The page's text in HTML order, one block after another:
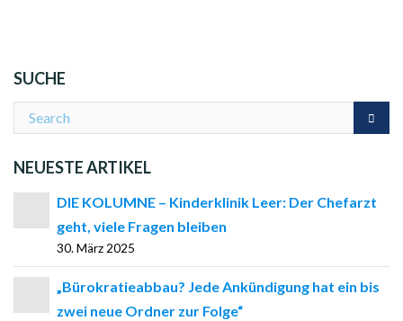
SUCHE
NEUESTE ARTIKEL
DIE KOLUMNE – Kinderklinik Leer: Der Chefarzt
geht, viele Fragen bleiben
30. März 2025
„Bürokratieabbau? Jede Ankündigung hat ein bis
zwei neue Ordner zur Folge“